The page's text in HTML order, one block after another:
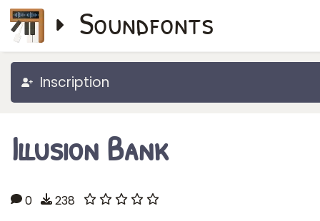
Soundfonts
Inscription
Illusion Bank
0 238